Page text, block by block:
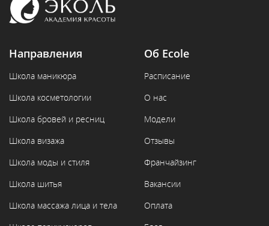
Направления
Школа маникюра
Школа косметологии
Школа бровей и ресниц
Школа визажа
Школа моды и стиля
Школа шитья
Школа массажа лица и тела
Об Ecole
Расписание
О нас
Модели
Отзывы
Франчайзинг
Вакансии
Оплата